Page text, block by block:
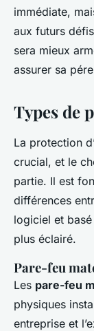
immédiate,
aux futurs
sera mieux
assurer sa
Types de
La protection
crucial, et le
partie. Il est
différences
logiciel et
plus éclairé.
Pare-feu
Les pare-feu
physiques
entreprise et